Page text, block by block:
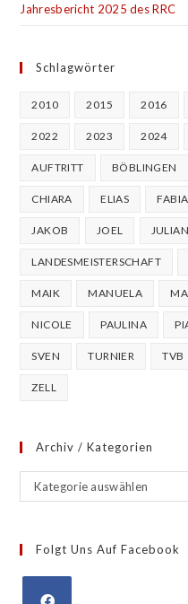
Jahresbericht 2025 des RRC
Schlagwörter
2010 2015 2016
2022 2023 2024
AUFTRITT BÖBLINGEN
CHIARA ELIAS
JAKOB JOEL
LANDESMEISTERSCHAFT
MAIK MANUELA
NICOLE PAULINA
SVEN TURNIER TVB
ZELL
Archiv / Kategorien
Kategorie auswählen
Folgt Uns Auf Facebook